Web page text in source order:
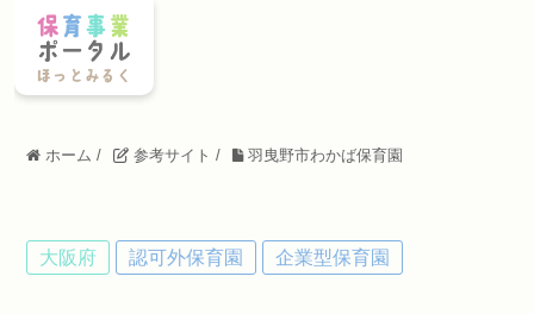
ホーム / 参考サイト / 羽曳野市わかば保育園
大阪府 認可外保育園 企業型保育園